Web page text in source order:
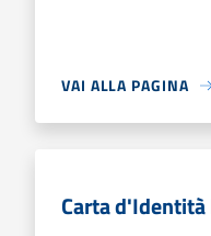
VAI ALLA PAGINA
Carta